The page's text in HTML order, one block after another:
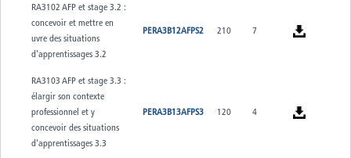
RA3102 AFP et stage 3.2 :
concevoir et mettre en
uvre des situations
d'apprentissages 3.2
PERA3B12AFPS2 210 7
RA3103 AFP et stage 3.3 :
élargir son contexte
professionnel et y
concevoir des situations
d'apprentissages 3.3
PERA3B13AFPS3 120 4